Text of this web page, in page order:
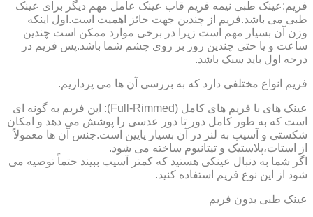
فریم:عینک طبی نیمه فریم قاب عینک عامل مهم دیگر برای عینک
طبی می باشد.فریم از چندین جهت حائز اهمیت است.اول اینکه
وزن آن بسیار مهم است زیرا در برخی موارد ممکن است چندین
ساعت و یا حتی چندین روز بر روی چشم شما باشد.پس فریم در
درجه اول باید سبک باشد.
فریم انواع مختلفی دارد که به بررسی آن ها می پردازیم.
عینک های با فریم های کامل (Full-Rimmed): این فریم به گونه ای
است که به طور کامل دور تا دور عدسی را پوشش می دهد و امکان
شکستی و آسیب به لنز در آن بسیار پایین است.جنس آن ها معمولاً
از استات،پلاستیک و تیتانیوم ساخته می شود.
اگر شما به دنبال عینکی هستید که کمتر آسیب ببیند حتماً توصیه می
شود از این نوع فریم استفاده کنید.
عینک طبی بدون فریم